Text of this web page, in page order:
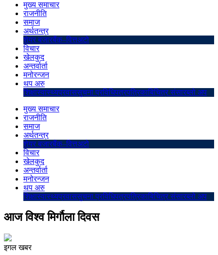
मुख्य समाचार
राजनीति
समाज
अर्थतन्त्र
शेयर बजारबैंक–वित्तअटो
विचार
खेलकुद
अन्तर्वार्ता
मनोरन्जन
थप अरु
शिक्षास्वास्थ्यप्रवाससुचना प्रविधिपत्रपत्रिकाबिचित्र संसारब्लो अप
मुख्य समाचार
राजनीति
समाज
अर्थतन्त्र
शेयर बजारबैंक–वित्तअटो
विचार
खेलकुद
अन्तर्वार्ता
मनोरन्जन
थप अरु
शिक्षास्वास्थ्यप्रवाससुचना प्रविधिपत्रपत्रिकाबिचित्र संसारब्लो अप
आज विश्व मिर्गौला दिवस
इगल खबर